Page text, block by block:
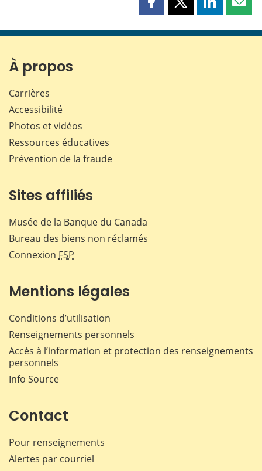
Partager
page
Partager
page
Partager
page page
À propos
Carrières
Accessibilité
Photos et vidéos
Ressources éducatives
Prévention de la fraude
Sites affiliés
Musée de la Banque du Canada
Bureau des biens non réclamés
Connexion FSP
Mentions légales
Conditions d’utilisation
Renseignements personnels
Accès à l’information et protection des renseignements
personnels
Info Source
Contact
Pour renseignements
Alertes par courriel